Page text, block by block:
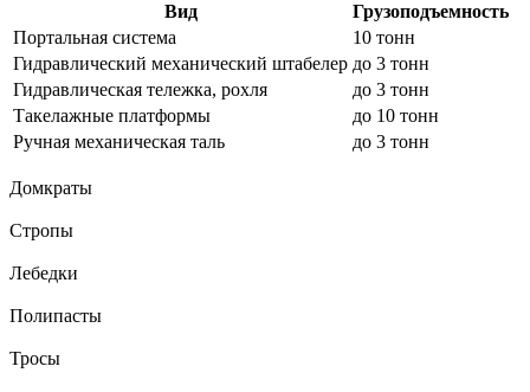
Вид
Грузоподъемность
Портальная система
10 тонн
Гидравлический механический штабелер до 3 тонн
Гидравлическая тележка, рохля
до 3 тонн
Такелажные платформы
до 10 тонн
Ручная механическая таль
до 3 тонн
Домкраты
Стропы
Лебедки
Полипасты
Тросы